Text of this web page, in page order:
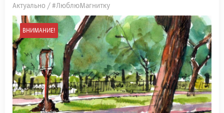
Актуально / #ЛюблюМагнитку
ВНИМАНИЕ!